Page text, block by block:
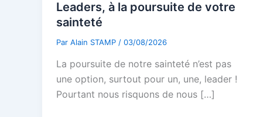
Leaders, à la poursuite de votre
sainteté
Par Alain STAMP / 03/08/2026
La poursuite de notre sainteté n’est pas
une option, surtout pour un, une, leader !
Pourtant nous risquons de nous […]